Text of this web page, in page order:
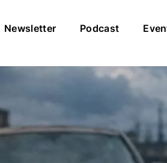
Newsletter Podcast